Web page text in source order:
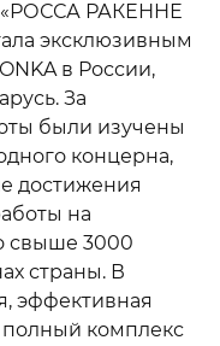
«РОССА РАКЕННЕ
эксклюзивным
в России,
За
были изучены
концерна,
достижения
на
свыше 3000
страны. В
эффективная
полный комплекс